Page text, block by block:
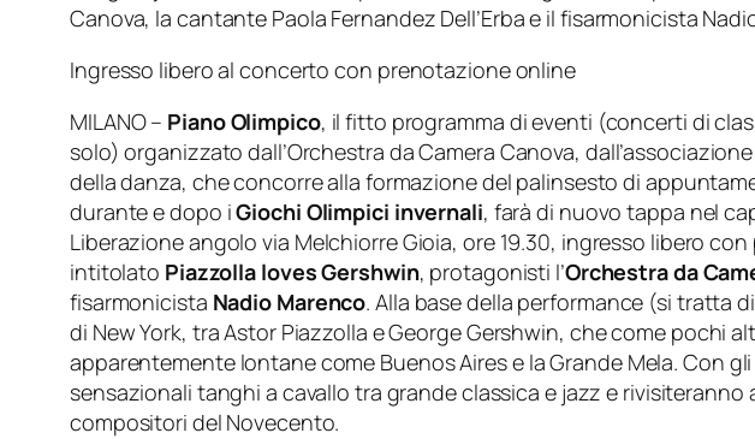
Canova, la cantante Paola Fernandez Dell’Erba e il fisarmonicista
Ingresso libero al concertocon prenotazione online
MILANO – Piano Olimpico, il fitto programma di eventi (concerti di
solo) organizzato dall’Orchestra da Camera Canova,
della danza, che concorre alla formazione del palinsesto di
durante e dopo iGiochi Olimpici invernali, farà di nuovo tappa nel
Liberazione angolovia Melchiorre Gioia, ore 19.30, ingresso libero
intitolato Piazzolla loves Gershwin, protagonisti l’Orchestra da
fisarmonicista Nadio Marenco. Alla base della performance (si tratta
di New York, tra Astor Piazzolla e George Gershwin, che come
apparentemente lontane come Buenos Aires e la Grande Mela. Con
sensazionali tanghi a cavallo tra grande classica e jazz e
compositori del Novecento.